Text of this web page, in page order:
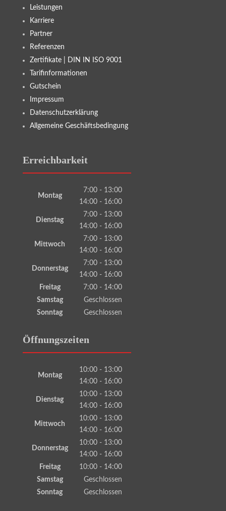
Leistungen
Karriere
Partner
Referenzen
Zertifikate | DIN IN ISO 9001
Tarifinformationen
Gutschein
Impressum
Datenschutzerklärung
Allgemeine Geschäftsbedingung
Erreichbarkeit
Montag
7:00 - 13:00
14:00 - 16:00
Dienstag
7:00 - 13:00
14:00 - 16:00
Mittwoch
7:00 - 13:00
14:00 - 16:00
Donnerstag
7:00 - 13:00
14:00 - 16:00
Freitag
7:00 - 14:00
Samstag
Geschlossen
Sonntag
Geschlossen
Öffnungszeiten
Montag
10:00 - 13:00
14:00 - 16:00
Dienstag
10:00 - 13:00
14:00 - 16:00
Mittwoch
10:00 - 13:00
14:00 - 16:00
Donnerstag
10:00 - 13:00
14:00 - 16:00
Freitag
10:00 - 14:00
Samstag
Geschlossen
Sonntag
Geschlossen